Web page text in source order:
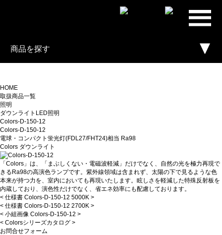
ー株式会
商品を探す
HOME
取扱商品一覧
照明
ダウンライトLED照明
Colors-D-150-12
Colors-D-150-12
電球・コンパクト蛍光灯(FDL27/FHT24)相当 Ra98
Colors ダウンライト
「Colors」は、「まぶしくない・電磁波軽減」だけでなく、自然の光を極力再現で
きるRa98の高演色ランプです。紫外線領域は含まれず、太陽の下で見るような色
本来が持つ力を、室内においても再現いたします。眩しさを軽減した特殊反射板を
内蔵しており、演色性だけでなく、省エネ効率にも配慮しております。
< 仕様書 Colors-D-150-12 5000K >
< 仕様書 Colors-D-150-12 2700K >
< 小組画像 Colors-D-150-12 >
< Colorsシリーズカタログ >
お問合せフォーム